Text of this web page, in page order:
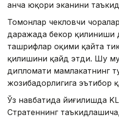
анча юқори эканини
Томонлар чекловчи
даражада бекор қилиниши
ташрифлар оқими қайта
қилишини қайд этди. Шу
дипломати мамлакатнинг
жозибадорлигига эътибор
Ўз навбатида йиғилишда
Стратеннинг